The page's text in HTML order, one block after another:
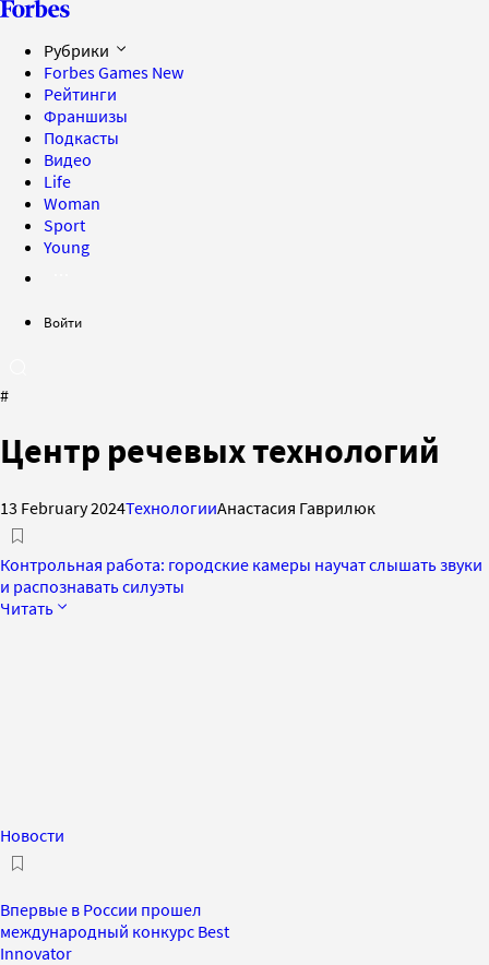
Рубрики
Forbes Games New
Рейтинги
Франшизы
Подкасты
Видео
Life
Woman
Sport
Young
Войти
#
Центр речевых технологий
13 February 2024ТехнологииАнастасия Гаврилюк
Контрольная работа: городские камеры научат слышать звуки
и распознавать силуэты
Читать
Новости
Впервые в России прошел
международный конкурс Best
Innovator